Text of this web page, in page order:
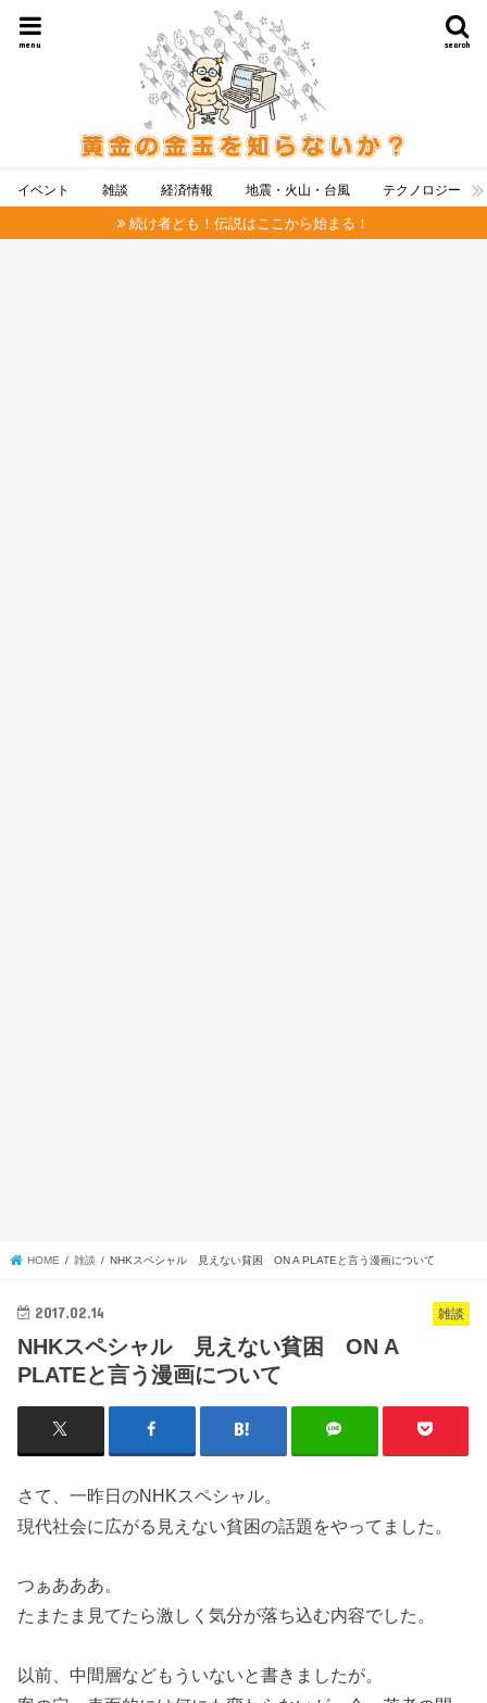
search
menu
イベント 雑談 経済情報 地震・火山・台風 テクノロジー
続け者ども！伝説はここから始まる！
HOME 雑談 NHKスペシャル 見えない貧困 ON A PLATEと言う漫画について
雑談
2017.02.14
NHKスペシャル 見えない貧困 ON A
PLATEと言う漫画について
さて、一昨日のNHKスペシャル。
現代社会に広がる見えない貧困の話題をやってました。
つぁあああ。
たまたま見てたら激しく気分が落ち込む内容でした。
以前、中間層などもういないと書きましたが。